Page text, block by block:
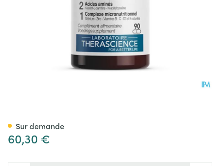
60,30 €
Sur demande